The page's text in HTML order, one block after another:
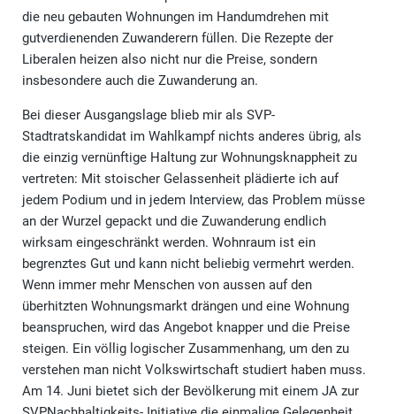
die neu gebauten Wohnungen im Handumdrehen mit
gutverdienenden Zuwanderern füllen. Die Rezepte der
Liberalen heizen also nicht nur die Preise, sondern
insbesondere auch die Zuwanderung an.
Bei dieser Ausgangslage blieb mir als SVP-
Stadtratskandidat im Wahlkampf nichts anderes übrig, als
die einzig vernünftige Haltung zur Wohnungsknappheit zu
vertreten: Mit stoischer Gelassenheit plädierte ich auf
jedem Podium und in jedem Interview, das Problem müsse
an der Wurzel gepackt und die Zuwanderung endlich
wirksam eingeschränkt werden. Wohnraum ist ein
begrenztes Gut und kann nicht beliebig vermehrt werden.
Wenn immer mehr Menschen von aussen auf den
überhitzten Wohnungsmarkt drängen und eine Wohnung
beanspruchen, wird das Angebot knapper und die Preise
steigen. Ein völlig logischer Zusammenhang, um den zu
verstehen man nicht Volkswirtschaft studiert haben muss.
Am 14. Juni bietet sich der Bevölkerung mit einem JA zur